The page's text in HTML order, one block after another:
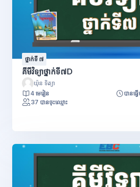
ថ្នាក់ទី ៧
គីមីវិទ្យាថ្នាក់ទី៧D
យ៉ុន ទិត្យា
4 មេរៀន
បានធ្
37 បានចុះឈ្មោះ